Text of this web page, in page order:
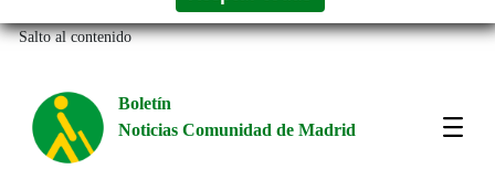
Salto al contenido
Boletín
Noticias Comunidad de Madrid